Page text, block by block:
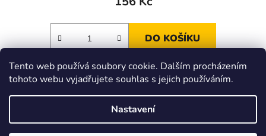
Tento web používá soubory cookie. Dalším procházením
tohoto webu vyjadřujete souhlas s jejich používáním.
Nastavení
DO KOŠÍKU
Heureka.cz